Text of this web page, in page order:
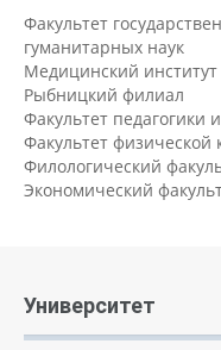
Факультет
гуманитарных наук
Медицинский
Рыбницкий филиал
Факультет педагогики
Факультет физической
Филологический
Экономический
Университет